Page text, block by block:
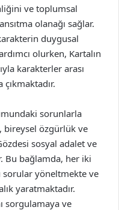
ve toplumsal
olanağı sağlar.
duygusal
olurken, Kartalın
karakterler arası
sorunlarla
bireysel özgürlük ve
sosyal adalet ve
Bu bağlamda, her iki
yöneltmekte ve
yaratmaktadır.
sorgulamaya ve